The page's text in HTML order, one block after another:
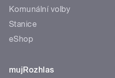
Komunální volby
Stanice
eShop
mujRozhlas